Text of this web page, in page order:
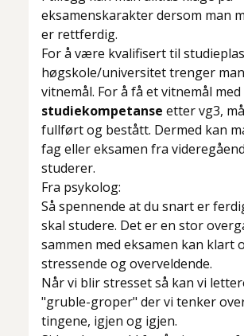
eksamenskarakter dersom man
er rettferdig.
For å være kvalifisert til
høgskole/universitet trenger
vitnemål. For å få et vitnemål med
studiekompetanse etter vg3,
fullført og bestått. Dermed kan
fag eller eksamen fra
studerer.
Fra psykolog:
Så spennende at du snart er
skal studere. Det er en stor
sammen med eksamen kan klart
stressende og overveldende.
Når vi blir stresset så kan vi
"gruble-groper" der vi tenker
tingene, igjen og igjen.